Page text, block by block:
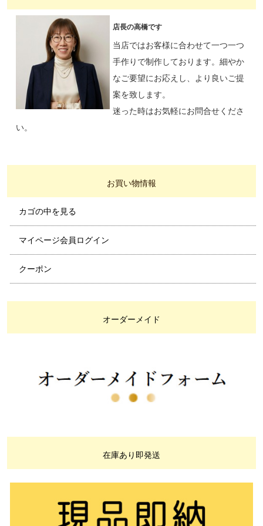
店長の高橋です
当店ではお客様に合わせて一つ一つ
手作りで制作しております。細やか
なご要望にお応えし、より良いご提
案を致します。
迷った時はお気軽にお問合せくださ
い。
お買い物情報
カゴの中を見る
マイページ会員ログイン
クーポン
オーダーメイド
在庫あり即発送